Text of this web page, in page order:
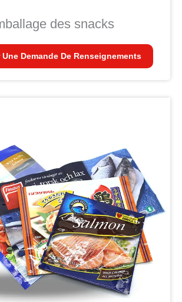
des snacks
Une Demande De Renseignements